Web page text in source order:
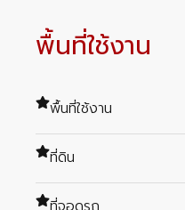
พื้นที่ใช้งาน
พื้นที่ใช้งาน
ที่ดิน